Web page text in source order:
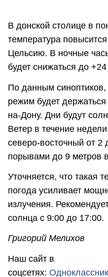
В донской столице в
температура
Цельсию. В ночные
будет снижаться до
По данным синоптиков,
режим будет
на-Дону. Дни будут
Ветер в течение
северо-восточный от 2
порывами до 9 метров
Уточняется, что такая
погода усиливает
излучения.
солнца с 9:00 до 17:00.
Григорий Мелихов
Наш сайт в
соцсетях: